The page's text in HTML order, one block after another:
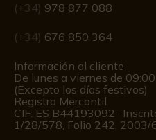
(+34) 978 877 088
(+34) 676 850 364
Información al cliente
De lunes a viernes de
(Excepto los días festivos)
Registro Mercantil
CIF: ES B44193092 ·
1/28/578, Folio 242,